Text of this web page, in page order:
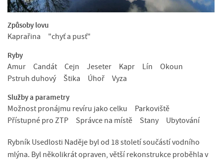
Způsoby lovu
Kaprařina
"chyť a pusť"
Ryby
Amur
Candát Cejn Jeseter Kapr Lín
Okoun
Pstruh duhový
Štika Úhoř
Vyza
Služby a parametry
Možnost pronájmu revíru jako celku
Parkoviště
Přístupné pro ZTP
Správce na místě Stany Ubytování
Rybník Usedlosti Naděje byl od 18 století součástí vodního
mlýna. Byl několikrát opraven, větší rekonstrukce proběhla v